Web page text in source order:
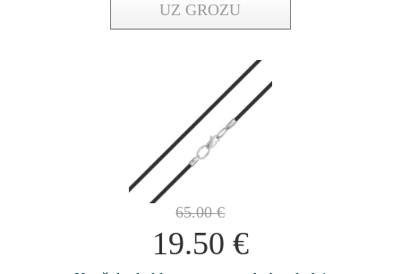
UZ GROZU
65.00€
19.50 €